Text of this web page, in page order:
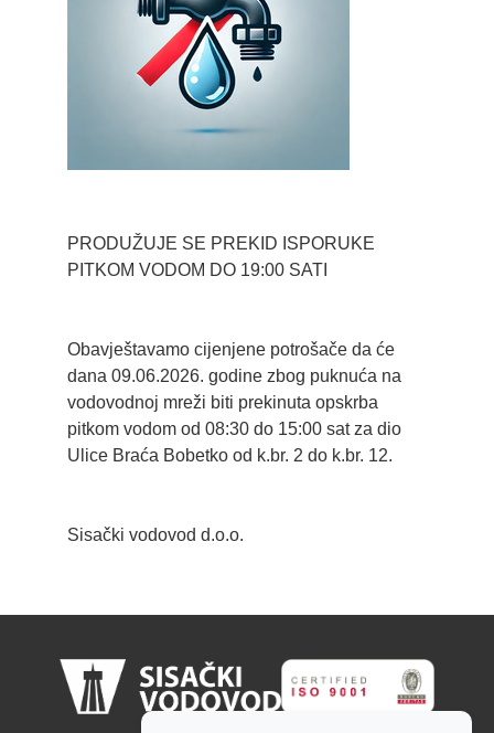
PRODUŽUJE SE PREKID ISPORUKE
PITKOM VODOM DO 19:00 SATI
Obavještavamo cijenjene potrošače da će
dana 09.06.2026. godine zbog puknuća na
vodovodnoj mreži biti prekinuta opskrba
pitkom vodom od 08:30 do 15:00 sat za dio
Ulice Braća Bobetko od k.br. 2 do k.br. 12.
Sisački vodovod d.o.o.